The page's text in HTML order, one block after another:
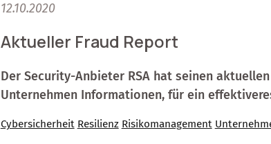
12.10.2020
Aktueller Fraud Report
Der Security-Anbieter RSA hat seinen
Unternehmen Informationen, für ein
Cybersicherheit Resilienz Risikomanagement